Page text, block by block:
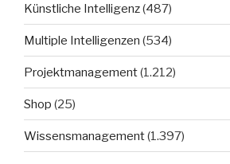
Künstliche Intelligenz(487)
Multiple Intelligenzen (534)
Projektmanagement(1.212)
Shop (25)
Wissensmanagement(1.397)